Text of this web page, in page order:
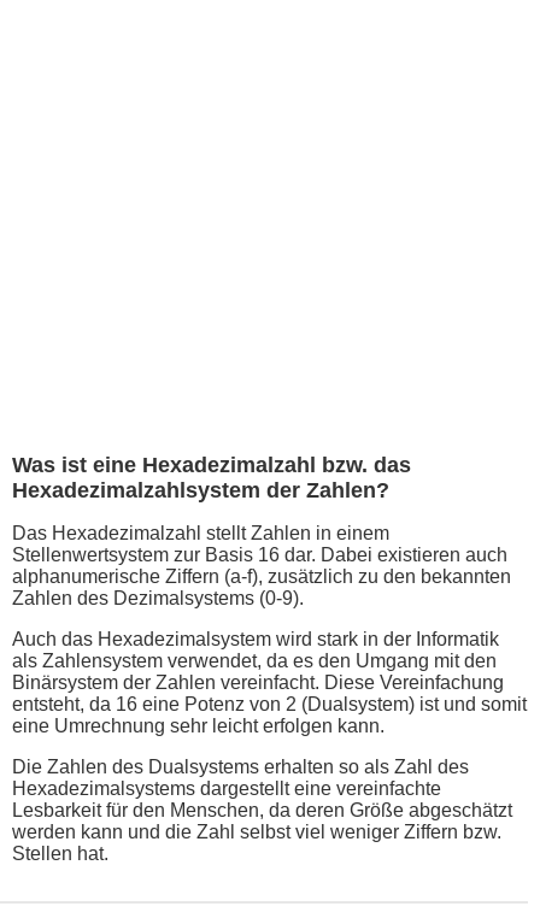
Was ist eine Hexadezimalzahl bzw. das
Hexadezimalzahlsystem der Zahlen?
Das Hexadezimalzahl stellt Zahlen in einem
Stellenwertsystem zur Basis 16 dar. Dabei existieren auch
alphanumerische Ziffern (a-f), zusätzlich zu den bekannten
Zahlen des Dezimalsystems (0-9).
Auch das Hexadezimalsystem wird stark in der Informatik
als Zahlensystem verwendet, da es den Umgang mit den
Binärsystem der Zahlen vereinfacht. Diese Vereinfachung
entsteht, da 16 eine Potenz von 2 (Dualsystem) ist und somit
eine Umrechnung sehr leicht erfolgen kann.
Die Zahlen des Dualsystems erhalten so als Zahl des
Hexadezimalsystems dargestellt eine vereinfachte
Lesbarkeit für den Menschen, da deren Größe abgeschätzt
werden kann und die Zahl selbst viel weniger Ziffern bzw.
Stellen hat.